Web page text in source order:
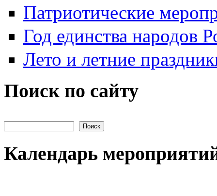
Патриотические
Год единства народов
Лето и летние
Поиск по сайту
Календарь